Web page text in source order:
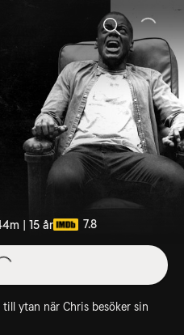
Sök
| 15 år 7.8
ytan när Chris besöker sin